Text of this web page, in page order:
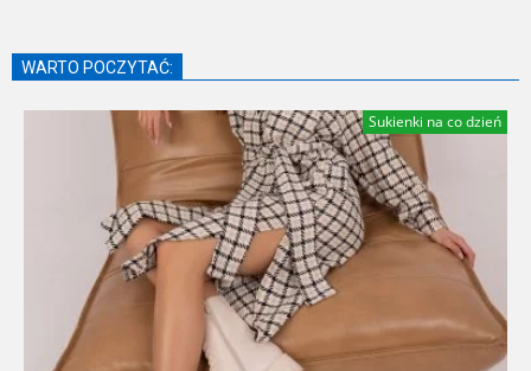
WARTO POCZYTAĆ:
Sukienki na co dzień